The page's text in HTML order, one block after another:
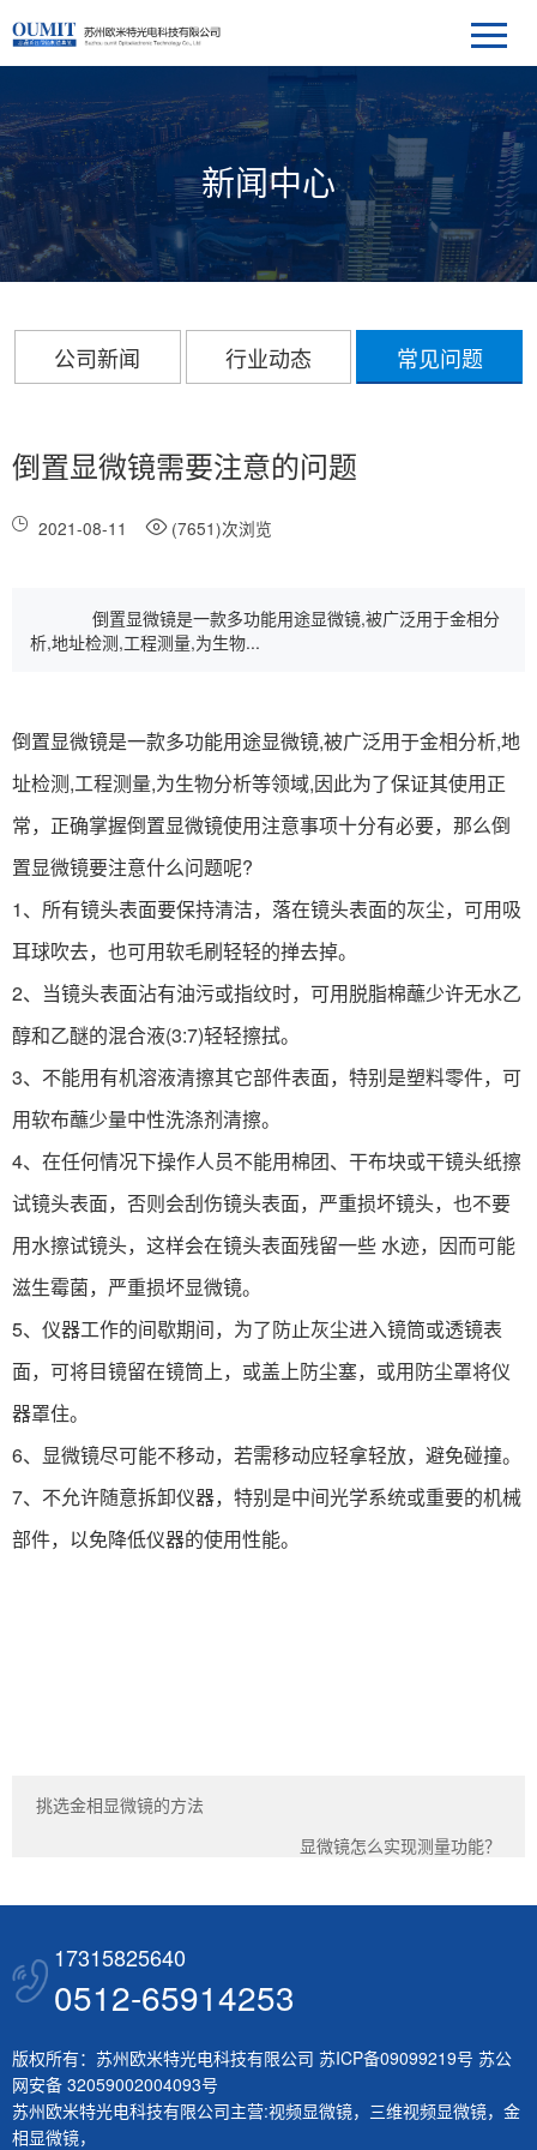
新闻中心
公司新闻 行业动态 常见问题
倒置显微镜需要注意的问题
2021-08-11 (7651)次浏览
倒置显微镜是一款多功能用途显微镜,被广泛用于金相分
析,地址检测,工程测量,为生物...
倒置显微镜是一款多功能用途显微镜,被广泛用于金相分析,地
址检测,工程测量,为生物分析等领域,因此为了保证其使用正
常，正确掌握倒置显微镜使用注意事项十分有必要，那么倒
置显微镜要注意什么问题呢?
1、所有镜头表面要保持清洁，落在镜头表面的灰尘，可用吸
耳球吹去，也可用软毛刷轻轻的掸去掉。
2、当镜头表面沾有油污或指纹时，可用脱脂棉蘸少许无水乙
醇和乙醚的混合液(3:7)轻轻擦拭。
3、不能用有机溶液清擦其它部件表面，特别是塑料零件，可
用软布蘸少量中性洗涤剂清擦。
4、在任何情况下操作人员不能用棉团、干布块或干镜头纸擦
试镜头表面，否则会刮伤镜头表面，严重损坏镜头，也不要
用水擦试镜头，这样会在镜头表面残留一些 水迹，因而可能
滋生霉菌，严重损坏显微镜。
5、仪器工作的间歇期间，为了防止灰尘进入镜筒或透镜表
面，可将目镜留在镜筒上，或盖上防尘塞，或用防尘罩将仪
器罩住。
6、显微镜尽可能不移动，若需移动应轻拿轻放，避免碰撞。
7、不允许随意拆卸仪器，特别是中间光学系统或重要的机械
部件，以免降低仪器的使用性能。
挑选金相显微镜的方法
显微镜怎么实现测量功能？
17315825640
0512-65914253
版权所有：苏州欧米特光电科技有限公司 苏ICP备09099219号 苏公
网安备 32059002004093号
苏州欧米特光电科技有限公司主营:视频显微镜， 三维视频显微镜， 金
相显微镜，